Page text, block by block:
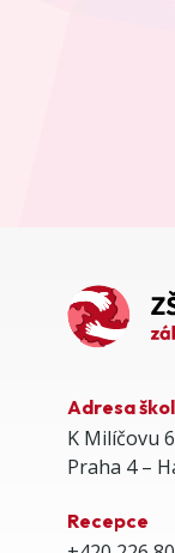
Adresa
K Milíčovu
Praha 4 –
Recepce